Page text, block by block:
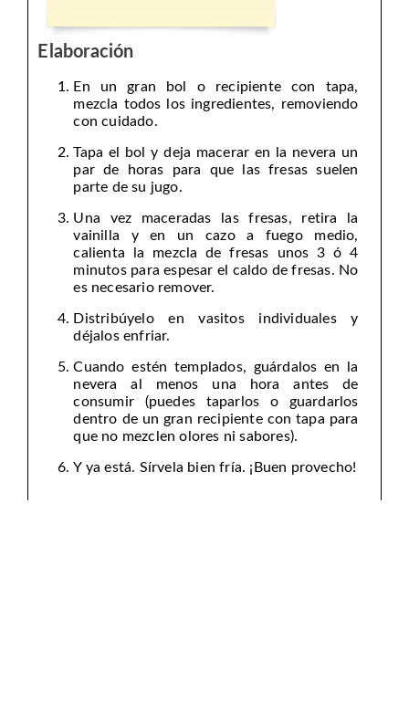
Elaboración
En un gran bol o recipiente con tapa,
mezcla todos los ingredientes, removiendo
con cuidado.
Tapa el bol y deja macerar en la nevera un
par de horas para que las fresas suelen
parte de su jugo.
Una vez maceradas las fresas, retira la
vainilla y en un cazo a fuego medio,
calienta la mezcla de fresas unos 3 ó 4
minutos para espesar el caldo de fresas. No
es necesario remover.
Distribúyelo en vasitos individuales y
déjalos enfriar.
Cuando estén templados, guárdalos en la
nevera al menos una hora antes de
consumir (puedes taparlos o guardarlos
dentro de un gran recipiente con tapa para
que no mezclen olores ni sabores).
Y ya está. Sírvela bien fría. ¡Buen provecho!